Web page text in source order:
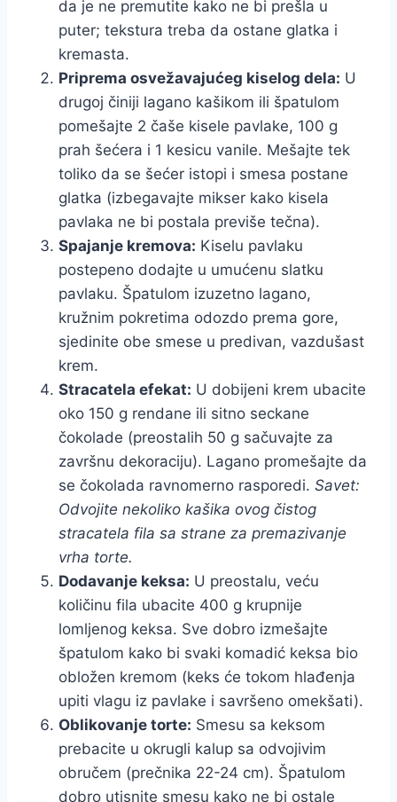
da je ne premutite kako ne bi prešla u
puter; tekstura treba da ostane glatka i
kremasta.
Priprema osvežavajućeg kiselog dela: U
drugoj činiji lagano kašikom ili špatulom
pomešajte 2 čaše kisele pavlake, 100 g
prah šećera i 1 kesicu vanile. Mešajte tek
toliko da se šećer istopi i smesa postane
glatka (izbegavajte mikser kako kisela
pavlaka ne bi postala previše tečna).
Spajanje kremova: Kiselu pavlaku
postepeno dodajte u umućenu slatku
pavlaku. Špatulom izuzetno lagano,
kružnim pokretima odozdo prema gore,
sjedinite obe smese u predivan, vazdušast
krem.
Stracatela efekat: U dobijeni krem ubacite
oko 150 g rendane ili sitno seckane
čokolade (preostalih 50 g sačuvajte za
završnu dekoraciju). Lagano promešajte da
se čokolada ravnomerno rasporedi. Savet:
Odvojite nekoliko kašika ovog čistog
stracatela fila sa strane za premazivanje
vrha torte.
Dodavanje keksa: U preostalu, veću
količinu fila ubacite 400 g krupnije
lomljenog keksa. Sve dobro izmešajte
špatulom kako bi svaki komadić keksa bio
obložen kremom (keks će tokom hlađenja
upiti vlagu iz pavlake i savršeno omekšati).
Oblikovanje torte: Smesu sa keksom
prebacite u okrugli kalup sa odvojivim
obručem (prečnika 22-24 cm). Špatulom
dobro utisnite smesu kako ne bi ostale